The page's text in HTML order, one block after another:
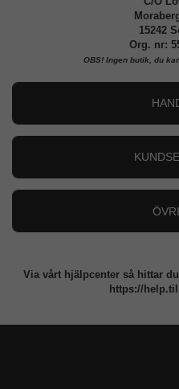
15242
Org. nr:
OBS! Ingen butik, du
Integritetspolicy
Via vårt hjälpcenter så hittar
https://